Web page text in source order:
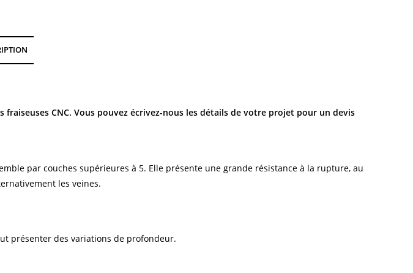
CNC. Vous pouvez écrivez-nous les détails de votre projet pour un devis
par couches supérieures à 5. Elle présente une grande résistance à la rupture, au
les veines.
présenter des variations de profondeur.